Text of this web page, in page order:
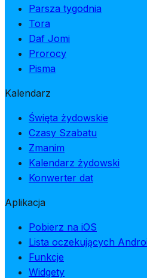
Parsza tygodnia
Tora
Daf Jomi
Prorocy
Pisma
Kalendarz
Święta żydowskie
Czasy Szabatu
Zmanim
Kalendarz żydowski
Konwerter dat
Aplikacja
Pobierz na iOS
Lista oczekujących
Funkcje
Widgety